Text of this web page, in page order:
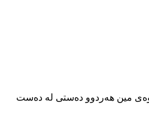
فەرەجی کوڕی کەماڵ بە هۆی تەقینەوەی مین هەردوو دەستی لە دەست